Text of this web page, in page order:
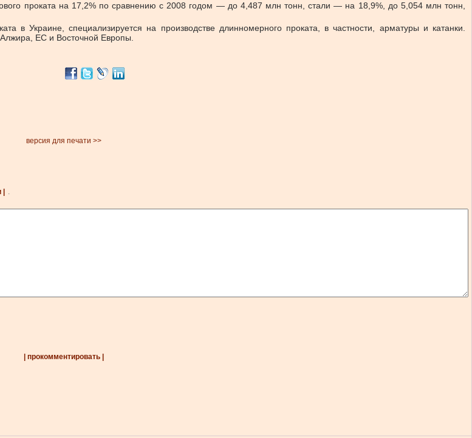
проката на 17,2% по сравнению с 2008 годом — до 4,487 млн тонн, стали — на 18,9%, до 5,054 млн тонн,
в Украине, специализируется на производстве длинномерного проката, в частности, арматуры и катанки.
ЕС и Восточной Европы.
версия для печати >>
.
| прокомментировать |